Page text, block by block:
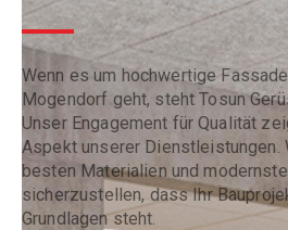
Wenn es um hochwertige
Mogendorf geht, steht Tosun
Unser Engagement für Qualität
Aspekt unserer Dienstleistungen.
besten Materialien und
sicherzustellen, dass Ihr
Grundlagen steht.